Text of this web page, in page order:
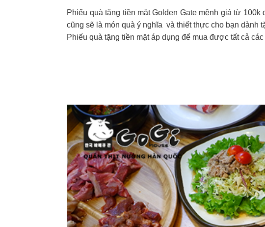
Phiếu quà tặng tiền mặt Golden Gate mệnh giá từ
cũng sẽ là món quà ý nghĩa và thiết thực cho bạn dành
Phiếu quà tặng tiền mặt áp dụng để mua được tất cả